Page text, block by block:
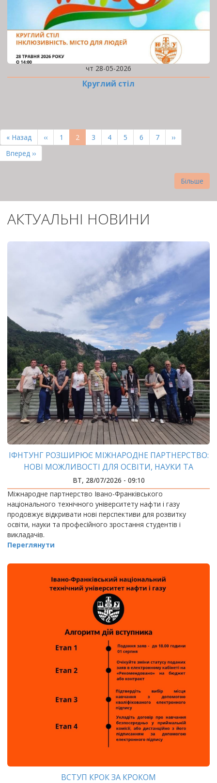
чт 28-05-2026
Круглий стіл
НА
СТОРІНКИ
Перша
сторінка
« Назад
Попередня
сторінка
‹‹ Page
1
Поточна
сторінка
2 Page
3 Page
4 Page
5 Page
6 Page
7
Наступна
сторінка
››
Остання
сторінка
Вперед ››
Більше
АКТУАЛЬНІ НОВИНИ
ІФНТУНГ РОЗШИРЮЄ МІЖНАРОДНЕ ПАРТНЕРСТВО:
НОВІ МОЖЛИВОСТІ ДЛЯ ОСВІТИ, НАУКИ ТА
АКАДЕМІЧНОЇ МОБІЛЬНОСТІ
ВТ, 28/07/2026 - 09:10
Міжнародне партнерство Івано-Франківського
національного технічного університету нафти і газу
продовжує відкривати нові перспективи для розвитку
освіти, науки та професійного зростання студентів і
викладачів.
Переглянути
ВСТУП КРОК ЗА КРОКОМ